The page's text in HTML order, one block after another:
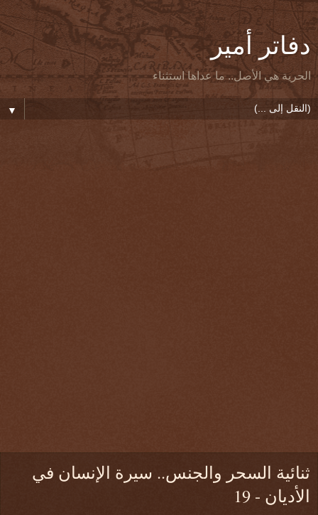
دفاتر أمير
الحرية هي الأصل.. ما عداها استثناء
▼
ثنائية السحر والجنس.. سيرة الإنسان في
الأديان - 19